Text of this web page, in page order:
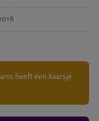
heeft een kaarsje